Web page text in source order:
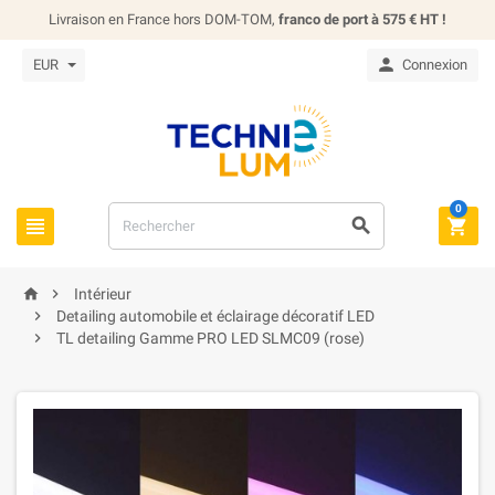
Livraison en France hors DOM-TOM, franco de port à 575 € HT !
EUR  Connexion
  
0
 
Intérieur

Detailing automobile et éclairage décoratif LED

TL detailing Gamme PRO LED SLMC09 (rose)